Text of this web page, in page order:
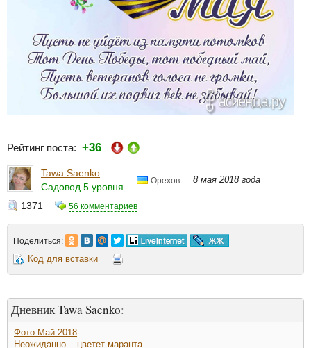
Рейтинг поста: +36
Tawa Saenko
Садовод 5 уровня
Орехов 8 мая 2018 года
1371 56 комментариев
Поделиться:
Код для вставки
Дневник Tawa Saenko:
Фото Май 2018
Неожиданно... цветет маранта.